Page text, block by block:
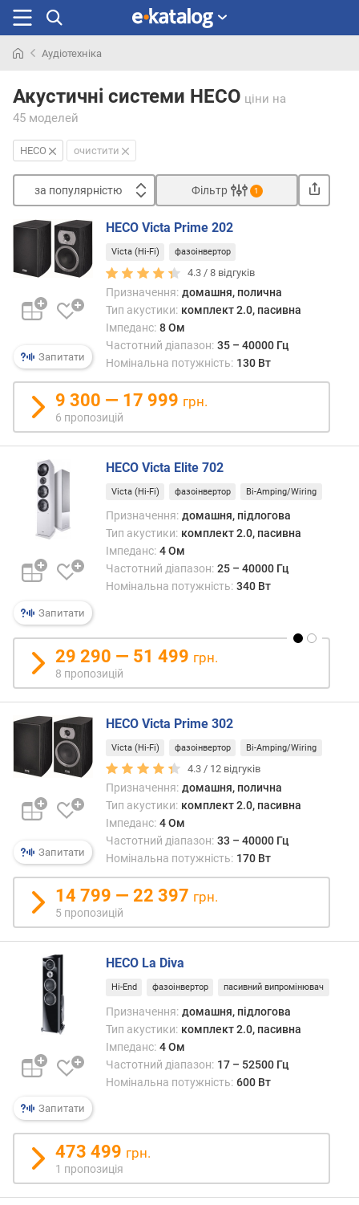
раніше
Аудіотехніка
Акустичні системи HECO ціни на
45 моделей
HECO очистити
за популярністю
п
п
у
я
р
і
ю
в
і
д
е
ш
в
и
х
д
о
д
р
и
х
д
д
о
р
о
г
и
д
о
д
ш
е
и
х
з
а
в
Фільтр 1
Запитати
HECO Victa Prime 202
Victa (Hi-Fi) фазоінвертор
4.3 /8 відгуків
Призначення: домашня, полична
Тип акустики: комплект 2.0, пасивна
Імпеданс: 8 Ом
Частотний діапазон: 35 – 40000 Гц
Номінальна потужність: 130 Вт
9 300 — 17 999 грн.
6 пропозицій
Запитати
HECO Victa Elite 702
Victa (Hi-Fi) фазоінвертор Bi-Amping/Wiring
Призначення: домашня, підлогова
Тип акустики: комплект 2.0, пасивна
Імпеданс: 4 Ом
Частотний діапазон: 25 – 40000 Гц
Номінальна потужність: 340 Вт
29 290 — 51 499 грн.
8 пропозицій
Запитати
HECO Victa Prime 302
Victa (Hi-Fi) фазоінвертор Bi-Amping/Wiring
4.3 / 12 відгуків
Призначення: домашня, полична
Тип акустики: комплект 2.0, пасивна
Імпеданс: 4 Ом
Частотний діапазон: 33 – 40000 Гц
Номінальна потужність: 170 Вт
14 799 — 22 397 грн.
5 пропозицій
Запитати
HECO La Diva
Hi-End фазоінвертор пасивний випромінювач
Призначення: домашня, підлогова
Тип акустики: комплект 2.0, пасивна
Імпеданс: 4 Ом
Частотний діапазон: 17 – 52500 Гц
Номінальна потужність: 600 Вт
473 499 грн.
1 пропозиція